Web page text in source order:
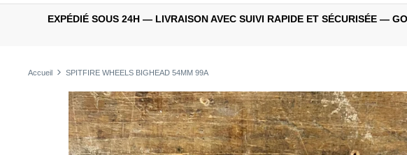
EXPÉDIÉ SOUS 24H — LIVRAISON AVEC SUIVI RAPIDE ET SÉCURISÉE —
Accueil SPITFIRE WHEELS BIGHEAD 54MM 99A